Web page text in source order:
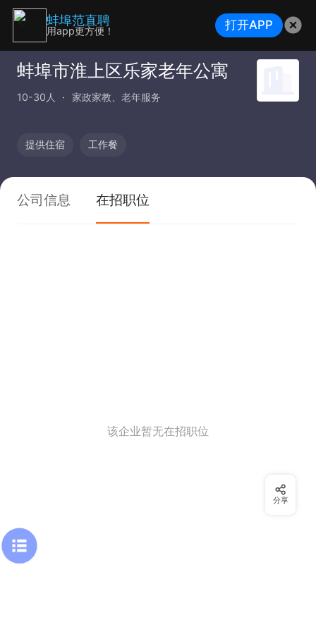
蚌埠市淮上区乐家老年公寓
10-30人 家政家教、老年服务
提供住宿 工作餐
公司信息 在招职位
该企业暂无在招职位
分享
蚌埠范直聘
用app更方便！ 打开APP